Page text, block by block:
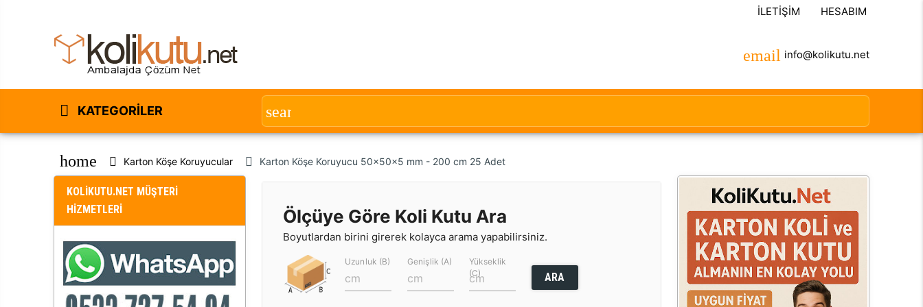
İLETIŞIM HESABIM
info@kolikutu.net
KATEGORILER
home Karton Köşe Koruyucular Karton Köşe Koruyucu 50x50x5 mm - 200 cm 25 Adet
KOLİKUTU.NET MÜŞTERİ
HİZMETLERİ
Ölçüye Göre Koli Kutu Ara
Boyutlardan birini girerek kolayca arama yapabilirsiniz.
Uzunluk (B) Genişlik (A)
Yükseklik
(C)
ARA